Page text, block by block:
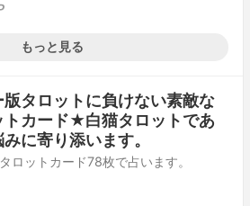
もっと見る
タロットに負けない素敵な
トカード★白猫タロットであ
に寄り添います。
ロットカード78枚で占います。